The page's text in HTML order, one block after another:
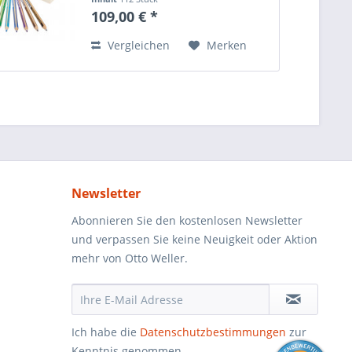
kunterbunten Welt der Fantasie.
Dank der ergonomischen
109,00 € *
Vergleichen Merken
Newsletter
Abonnieren Sie den kostenlosen Newsletter
und verpassen Sie keine Neuigkeit oder Aktion
mehr von Otto Weller.
Ich habe die Datenschutzbestimmungen zur